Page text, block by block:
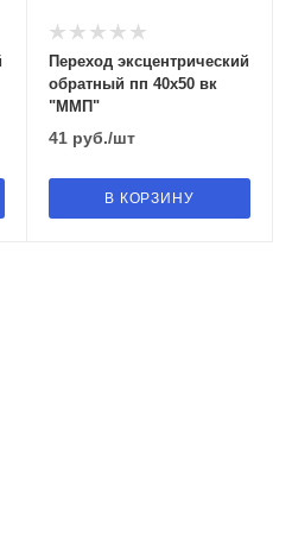
Переход эксцентрический
обратный пп 40х50 вк
"ММП"
41руб./шт
В КОРЗИНУ